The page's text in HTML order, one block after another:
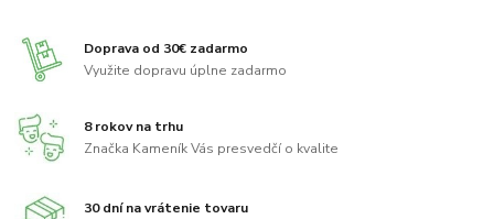
Doprava od 30€ zadarmo
Využite dopravu úplne zadarmo
8 rokov na trhu
Značka Kameník Vás presvedčí o kvalite
30 dní na vrátenie tovaru